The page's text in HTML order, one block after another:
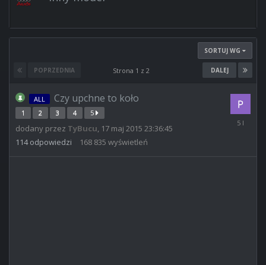
SORTUJ WG
POPRZEDNIA DALEJ
Strona 1 z 2
ALL Czy upchne to koło
1 2 3 4 5
dodany przez TyBucu, 17 maj 2015 23:36:45
114 odpowiedzi 168 835 wyświetleń
13